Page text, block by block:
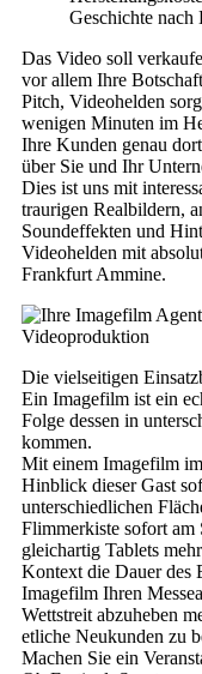
Geschichte nach
Das Video soll
vor allem Ihre
Pitch, Videohelden
wenigen Minuten im
Ihre Kunden genau
über Sie und Ihr
Dies ist uns mit
traurigen Realbildern,
Soundeffekten und
Videohelden mit
Frankfurt Ammine.
Die vielseitigen
Ein Imagefilm ist ein
Folge dessen in
kommen.
Mit einem Imagefilm
Hinblick dieser Gast
unterschiedlichen
Flimmerkiste sofort am
gleichartig Tablets
Kontext die Dauer des
Imagefilm Ihren
Wettstreit abzuheben
etliche Neukunden zu
Machen Sie ein